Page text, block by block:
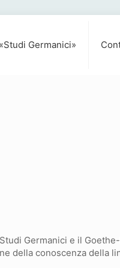
«Studi Germanici»
Germanici e il
della conoscenza della